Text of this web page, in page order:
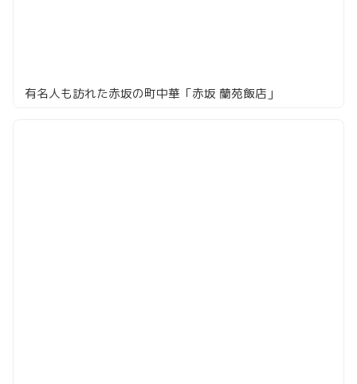
有名人も訪れた赤坂の町中華「赤坂 蘭苑飯店」